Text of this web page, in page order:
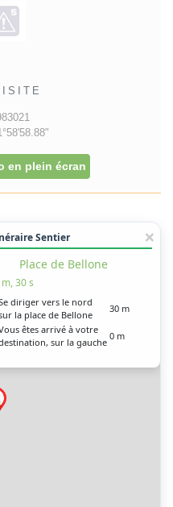
en plein écran
Sentier
Place de Bellone
30 s
diriger vers le nord
la place de Bellone
30 m
êtes arrivé à votre
sur la gauche
0 m